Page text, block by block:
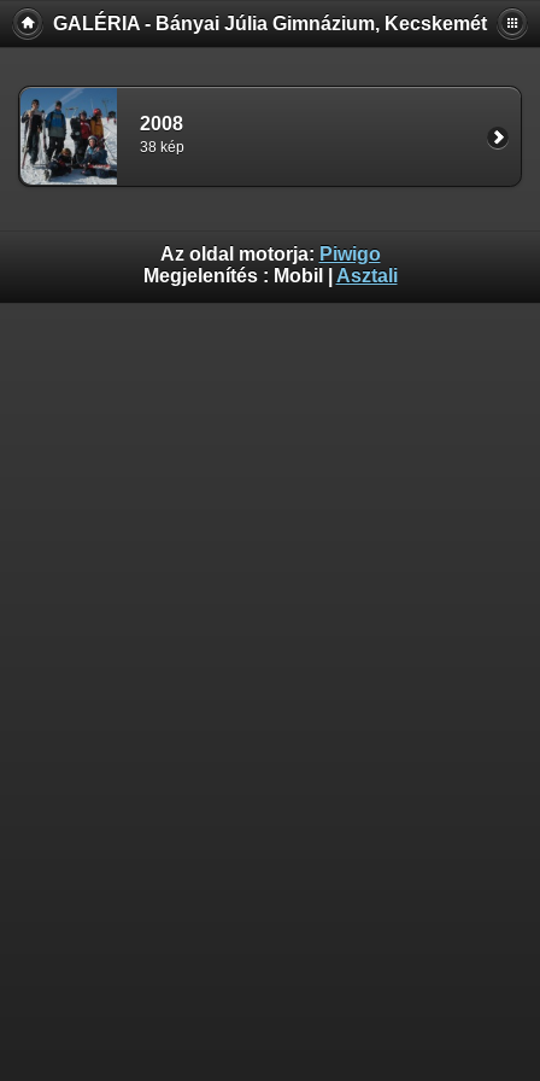
GALÉRIA - Bányai Júlia Gimnázium, Kecskemét
2008
38 kép
Az oldal motorja: Piwigo
Megjelenítés : Mobil Asztali